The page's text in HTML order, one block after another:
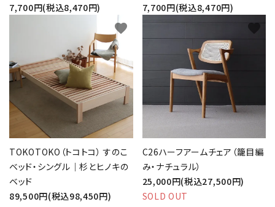
7,700円(税込8,470円)
7,700円(税込8,470円)
TOKOTOKO（トコトコ） すのこ
ベッド・シングル｜杉とヒノキの
ベッド
89,500円(税込98,450円)
favorite
C26ハーフアームチェア（籠目編
み・ナチュラル）
25,000円(税込27,500円)
SOLD OUT
favorite